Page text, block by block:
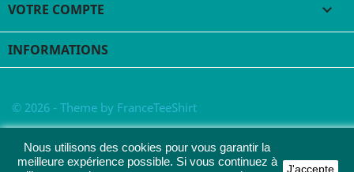
VOTRE COMPTE 
INFORMATIONS
Nous utilisons des cookies pour vous garantir la
meilleure expérience possible. Si vous continuez à
J'accepte
© 2026 - Theme by FranceTeeShirt